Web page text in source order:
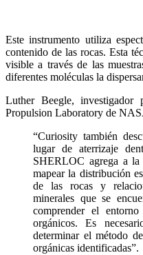
Este instrumento utiliza
contenido de las rocas. Esta
visible a través de las
diferentes moléculas la
Luther Beegle,
Propulsion Laboratory de
“Curiosity también
lugar de aterrizaje
SHERLOC agrega a la
mapear la distribución
de las rocas y
minerales que se
comprender el
orgánicos. Es
determinar el método
orgánicas identificadas”.